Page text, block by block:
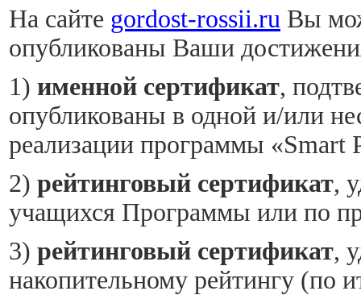
На сайте gordost-rossii.ru Вы
опубликованы Ваши
1) именной сертификат,
опубликованы в одной и/или
реализации программы «Smart
2) рейтинговый сертификат,
учащихся Программы или по
3) рейтинговый сертификат,
накопительному рейтингу (по